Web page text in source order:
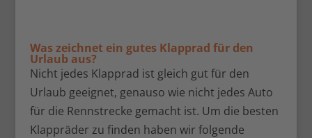
Was zeichnet ein gutes Klapprad für den
Urlaub aus?
Nicht jedes Klapprad ist gleich gut für den
Urlaub geeignet, genauso wie nicht jedes Auto
für die Rennstrecke gemacht ist. Um die besten
Klappräder zu finden haben wir folgende